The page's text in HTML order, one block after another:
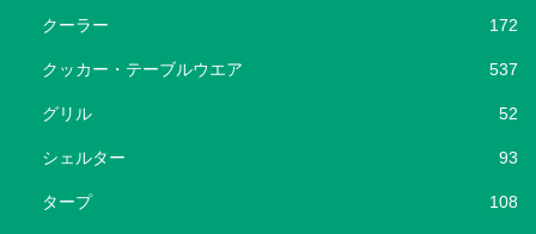
クーラー 172
クッカー・テーブルウエア 537
グリル 52
シェルター 93
タープ 108